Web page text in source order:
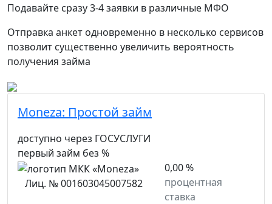
Подавайте сразу 3-4 заявки в различные МФО
Отправка анкет одновременно в несколько сервисов
позволит существенно увеличить вероятность
получения займа
Moneza: Простой займ
доступно через ГОСУСЛУГИ
первый займ без %
Лиц. № 001603045007582
0,00 %
процентная
ставка